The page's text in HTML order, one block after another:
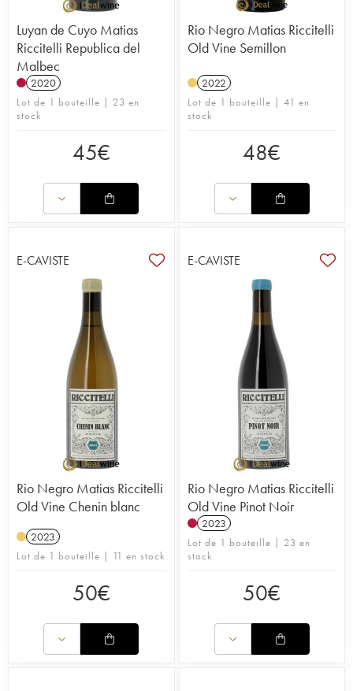
Luyan de Cuyo Matias
Riccitelli Republica del
Malbec
2020
Lot de 1 bouteille | 23 en
stock
45€
Rio Negro Matias Riccitelli
Old Vine Semillon
2022
Lot de 1 bouteille | 41 en
stock
48€
E-CAVISTE
Rio Negro Matias Riccitelli
Old Vine Chenin blanc
2023
Lot de 1 bouteille | 11 en stock
50€
E-CAVISTE
Rio Negro Matias Riccitelli
Old Vine Pinot Noir
2023
Lot de 1 bouteille | 23 en
stock
50€